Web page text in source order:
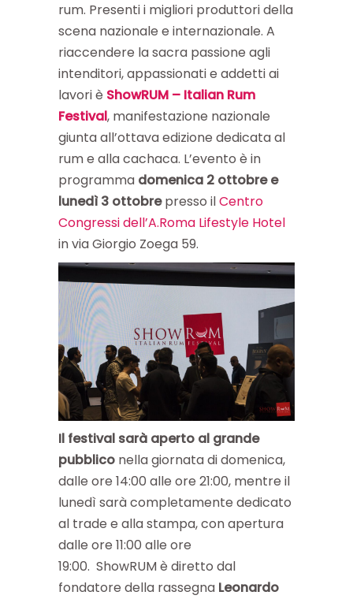
rum. Presenti i migliori produttori della
scena nazionale e internazionale. A
riaccendere la sacra passione agli
intenditori, appassionati e addetti ai
lavori è ShowRUM – Italian Rum
Festival, manifestazione nazionale
giunta all’ottava edizione dedicata al
rum e alla cachaca. L’evento è in
programma domenica 2 ottobre e
lunedì 3 ottobrepresso ilCentro
Congressi dell’A.Roma Lifestyle Hotel
in via Giorgio Zoega 59.
Il festival sarà aperto al grande
pubblico nella giornata di domenica,
dalle ore 14:00 alle ore 21:00, mentre il
lunedì sarà completamente dedicato
al trade e alla stampa, con apertura
dalle ore 11:00 alle ore
19:00. ShowRUM è diretto dal
fondatore della rassegna Leonardo